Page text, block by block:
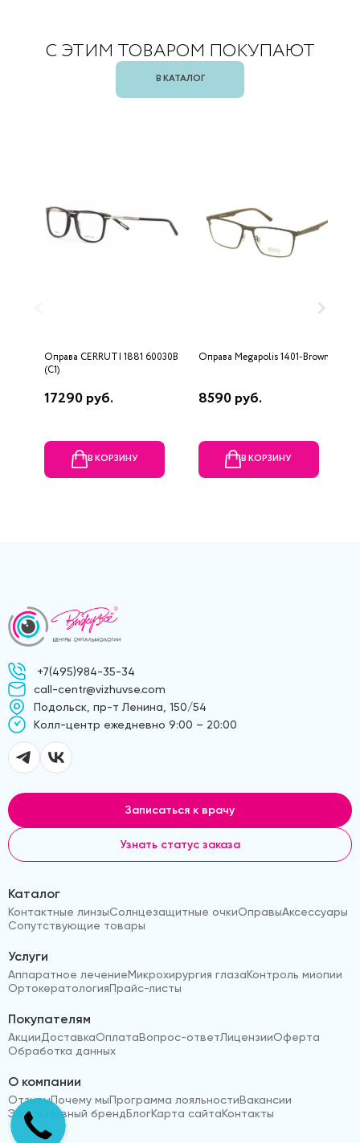
С ЭТИМ ТОВАРОМ ПОКУПАЮТ
В КАТАЛОГ
Оправа CERRUTI 1881 60030B
(C1)
17290 руб.
В КОРЗИНУ
Оправа Megapolis 1401-Brown
8590 руб.
В КОРЗИНУ
+7(495)984-35-34
call-centr@vizhuvse.com
Подольск, пр-т Ленина, 150/54
Kолл-центр ежедневно 9:00 – 20:00
Записаться к врачу
Узнать статус заказа
Каталог
Контактные линзыСолнцезащитные очкиОправыАксессуары
Сопутствующие товары
Услуги
Аппаратное лечениеМикрохирургия глазаКонтроль миопии
ОртокератологияПрайс-листы
Покупателям
АкцииДоставкаОплатаВопрос-ответЛицензииОферта
Обработка данных
О компании
ОтзывыПочему мыПрограмма лояльностиВакансии
Эксклюзивный брендБлогКарта сайтаКонтакты